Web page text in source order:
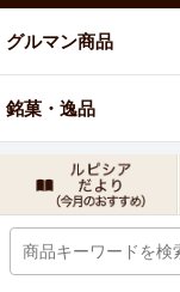
グルマン商品
銘菓・逸品